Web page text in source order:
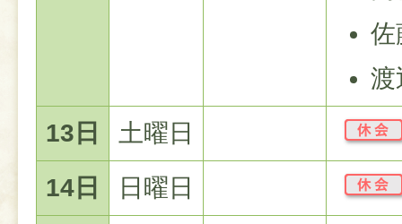
佐
渡
13日
土曜日
14日
日曜日